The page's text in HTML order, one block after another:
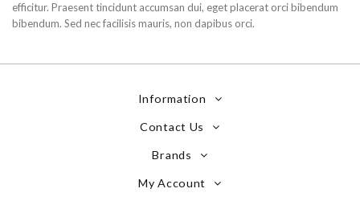
efficitur. Praesent tincidunt accumsan dui, eget placerat orci bibendum
bibendum. Sed nec facilisis mauris, non dapibus orci.
Information
Contact Us
Brands
My Account